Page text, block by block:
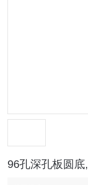
96孔深孔板圆